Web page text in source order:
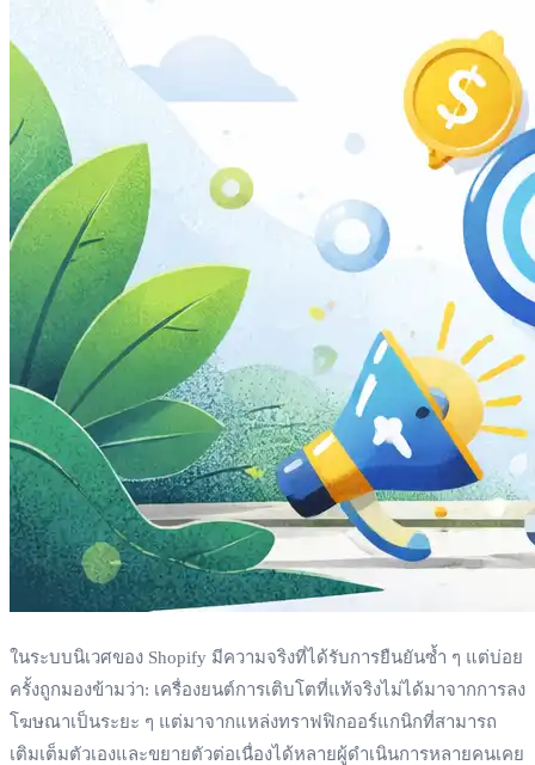
ในระบบนิเวศของ Shopify มีความจริงที่ได้รับการยืนยันซ้ำ ๆ แต่บ่อย
ครั้งถูกมองข้ามว่า: เครื่องยนต์การเติบโตที่แท้จริงไม่ได้มาจากการลง
โฆษณาเป็นระยะ ๆ แต่มาจากแหล่งทราฟฟิกออร์แกนิกที่สามารถ
เติมเต็มตัวเองและขยายตัวต่อเนื่องได้หลายผู้ดำเนินการหลายคนเคย